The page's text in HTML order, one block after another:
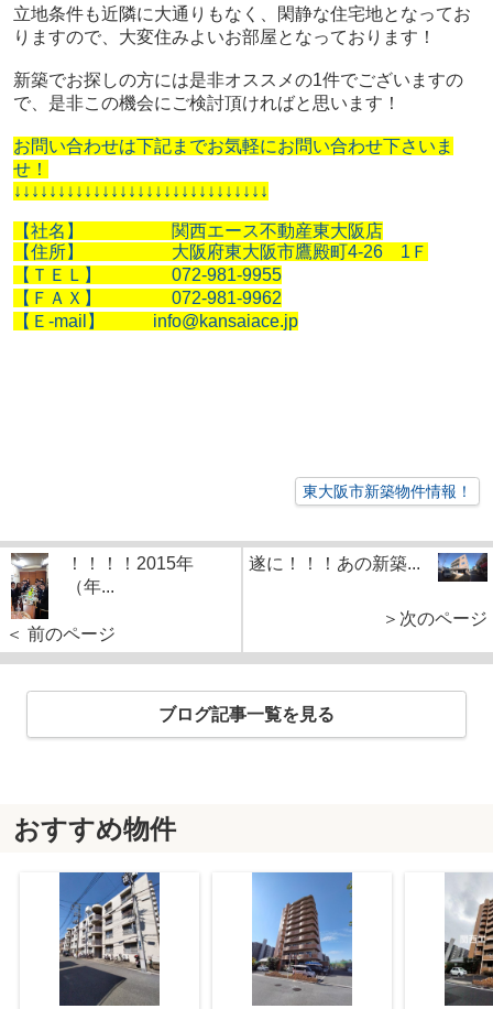
立地条件も近隣に大通りもなく、閑静な住宅地となってお
りますので、大変住みよいお部屋となっております！
新築でお探しの方には是非オススメの1件でございますの
で、是非この機会にご検討頂ければと思います！
お問い合わせは下記までお気軽にお問い合わせ下さいま
せ！
↓ ↓ ↓ ↓ ↓ ↓ ↓ ↓ ↓ ↓ ↓ ↓ ↓ ↓ ↓ ↓ ↓ ↓ ↓ ↓ ↓ ↓ ↓ ↓ ↓ ↓ ↓ ↓ ↓
【社名】 関西エース不動産東大阪店
【住所】 大阪府東大阪市鷹殿町4-26 1Ｆ
【ＴＥＬ】 072-981-9955
【ＦＡＸ】 072-981-9962
【Ｅ-mail】 info@kansaiace.jp
東大阪市新築物件情報！
！！！！2015年
（年...
＜ 前のページ
遂に！！！あの新築...
＞次のページ
ブログ記事一覧を見る
おすすめ物件